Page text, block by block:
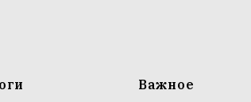
Важное